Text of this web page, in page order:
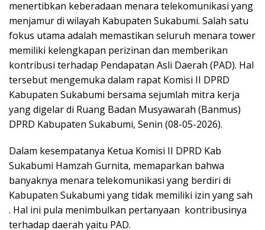
menertibkan keberadaan menara telekomunikasi yang
menjamur di wilayah Kabupaten Sukabumi. Salah satu
fokus utama adalah memastikan seluruh menara tower
memiliki kelengkapan perizinan dan memberikan
kontribusi terhadap Pendapatan Asli Daerah (PAD). Hal
tersebut mengemuka dalam rapat Komisi II DPRD
Kabupaten Sukabumi bersama sejumlah mitra kerja
yang digelar di Ruang Badan Musyawarah (Banmus)
DPRD Kabupaten Sukabumi, Senin (08-05-2026).
Dalam kesempatanya Ketua Komisi II DPRD Kab
Sukabumi Hamzah Gurnita, memaparkan bahwa
banyaknya menara telekomunikasi yang berdiri di
Kabupaten Sukabumi yang tidak memiliki izin yang sah
. Hal ini pula menimbulkan pertanyaan kontribusinya
terhadap daerah yaitu PAD.